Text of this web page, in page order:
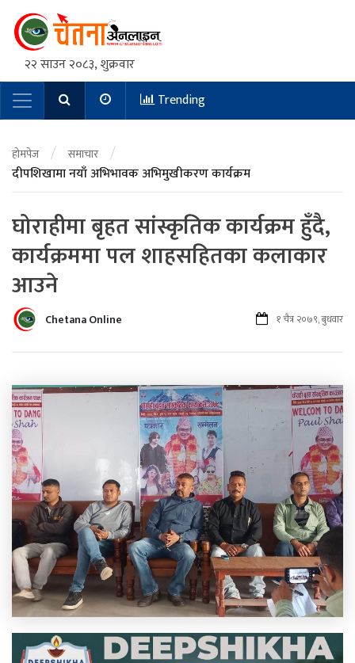
२२ साउन २०८३, शुक्रवार
Main NavigationTrending
होमपेज / समाचार /
दीपशिखामा नयाँ अभिभावक अभिमुखीकरण कार्यक्रम
घोराहीमा बृहत सांस्कृतिक कार्यक्रम हुँदै,
कार्यक्रममा पल शाहसहितका कलाकार
आउने
Chetana Online १ चैत्र २०७९, बुधवार